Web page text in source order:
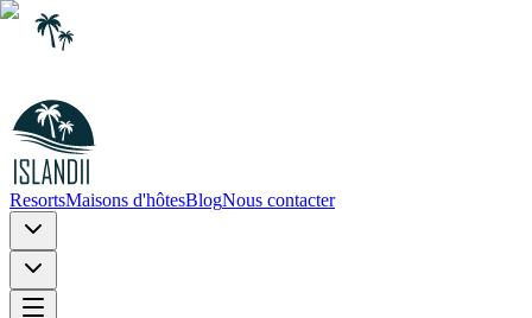
ResortsMaisons d'hôtesBlogNous contacter